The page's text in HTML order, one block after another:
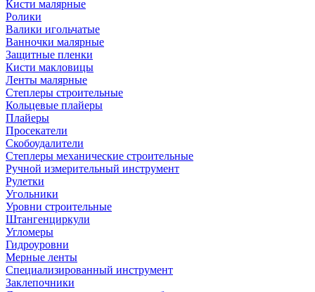
Кисти малярные
Ролики
Валики игольчатые
Ванночки малярные
Защитные пленки
Кисти макловицы
Ленты малярные
Степлеры строительные
Кольцевые плайеры
Плайеры
Просекатели
Скобоудалители
Степлеры механические строительные
Ручной измерительный инструмент
Рулетки
Угольники
Уровни строительные
Штангенциркули
Угломеры
Гидроуровни
Мерные ленты
Специализированный инструмент
Заклепочники